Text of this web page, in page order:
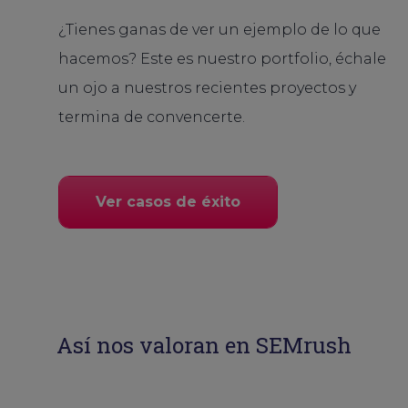
¿Tienes ganas de ver un ejemplo de lo que
hacemos? Este es nuestro portfolio, échale
un ojo a nuestros recientes proyectos y
termina de convencerte.
Ver casos de éxito
Así nos valoran en SEMrush